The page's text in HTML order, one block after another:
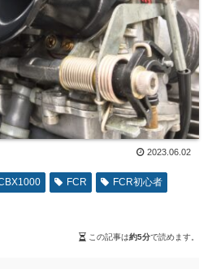
2023.06.02
FCR
FCR初心者
この記事は約5分で読めます。